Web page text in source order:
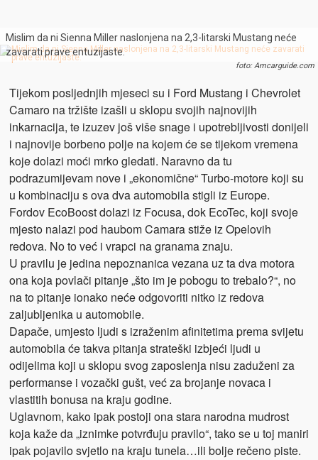
Mislim da ni Sienna Miller naslonjena na 2,3-litarski Mustang neće
zavarati prave entuzijaste.
foto: Amcarguide.com
Tijekom posljednjih mjeseci su i Ford Mustang i Chevrolet
Camaro na tržište izašli u sklopu svojih najnovijih
inkarnacija, te izuzev još više snage i upotrebljivosti donijeli
i najnovije borbeno polje na kojem će se tijekom vremena
koje dolazi moći mrko gledati. Naravno da tu
podrazumijevam nove i „ekonomične“ Turbo-motore koji su
u kombinaciju s ova dva automobila stigli iz Europe.
Fordov EcoBoost dolazi iz Focusa, dok EcoTec, koji svoje
mjesto nalazi pod haubom Camara stiže iz Opelovih
redova. No to već i vrapci na granama znaju.
U pravilu je jedina nepoznanica vezana uz ta dva motora
ona koja povlači pitanje „što im je pobogu to trebalo?“, no
na to pitanje ionako neće odgovoriti nitko iz redova
zaljubljenika u automobile.
Dapače, umjesto ljudi s izraženim afinitetima prema svijetu
automobila će takva pitanja strateški izbjeći ljudi u
odijelima koji u sklopu svog zaposlenja nisu zaduženi za
performanse i vozački gušt, već za brojanje novaca i
vlastitih bonusa na kraju godine.
Uglavnom, kako ipak postoji ona stara narodna mudrost
koja kaže da „iznimke potvrđuju pravilo“, tako se u toj maniri
ipak pojavilo svjetlo na kraju tunela…ili bolje rečeno piste.